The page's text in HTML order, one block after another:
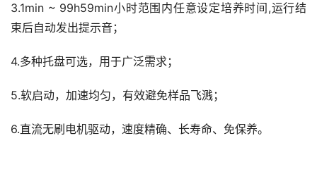
3.1min ~ 99h59min小时范围内任意设定培养时间,运行结
束后自动发出提示音；
4.多种托盘可选，用于广泛需求；
5.软启动，加速均匀，有效避免样品飞溅；
6.直流无刷电机驱动，速度精确、长寿命、免保养。